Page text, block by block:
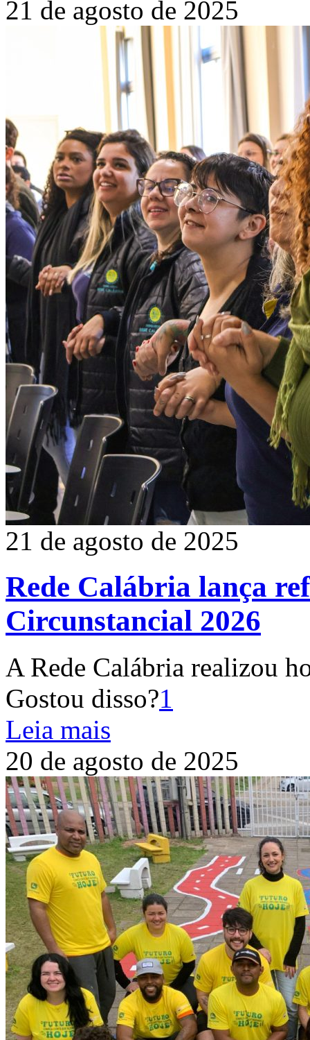
21 de agosto de 2025
21 de agosto de 2025
Rede Calábria lança
Circunstancial 2026
A Rede Calábria realizou
Gostou disso?1
Leia mais
20 de agosto de 2025